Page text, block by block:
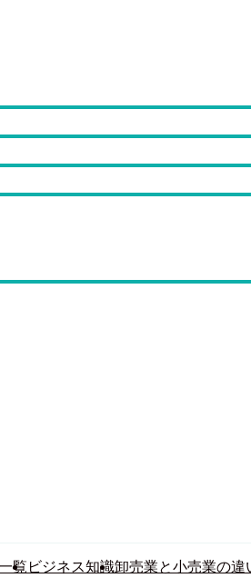
覧 ビジネス知識卸売業と小売業の違